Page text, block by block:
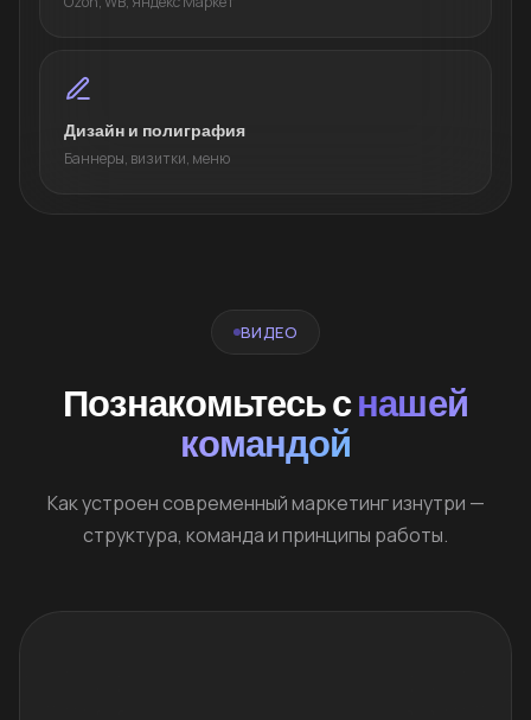
Дизайн и полиграфия
Баннеры, визитки, меню
ВИДЕО
Познакомьтесь снашей
командой
Как устроен современный маркетинг изнутри —
структура, команда и принципы работы.